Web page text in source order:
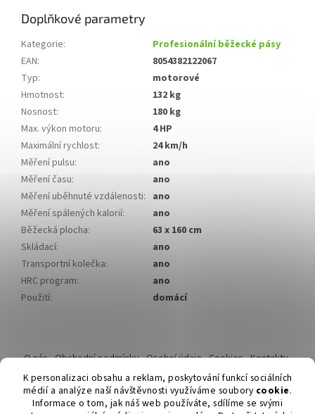
K personalizaci obsahu a reklam, poskytování funkcí sociálních
médií a analýze naší návštěvnosti využíváme soubory cookie.
Informace o tom, jak náš web používáte, sdílíme se svými
Doplňkové parametry
Kategorie:
Profesionální běžecké pásy
EAN:
8054382122067
Typ:
motorové
Hmotnost:
132 kg
Nosnost:
180 kg
Max. výkon motoru:
4 HP
Maximální rychlost:
24 km/h
Měření pulsu:
ano
Měření času:
ano
Měření uběhnuté vzdálenosti: ano
Měření spálených kalorií:
ano
Běžecká plocha:
63 x 160 cm
Skládací:
ano
Transportní kolečka:
ano
HRC program:
ano
Použití: domácí
á
p
O nás Obchodní podmínky Osobní údaje Cookies Kontakty
Reklamační řád